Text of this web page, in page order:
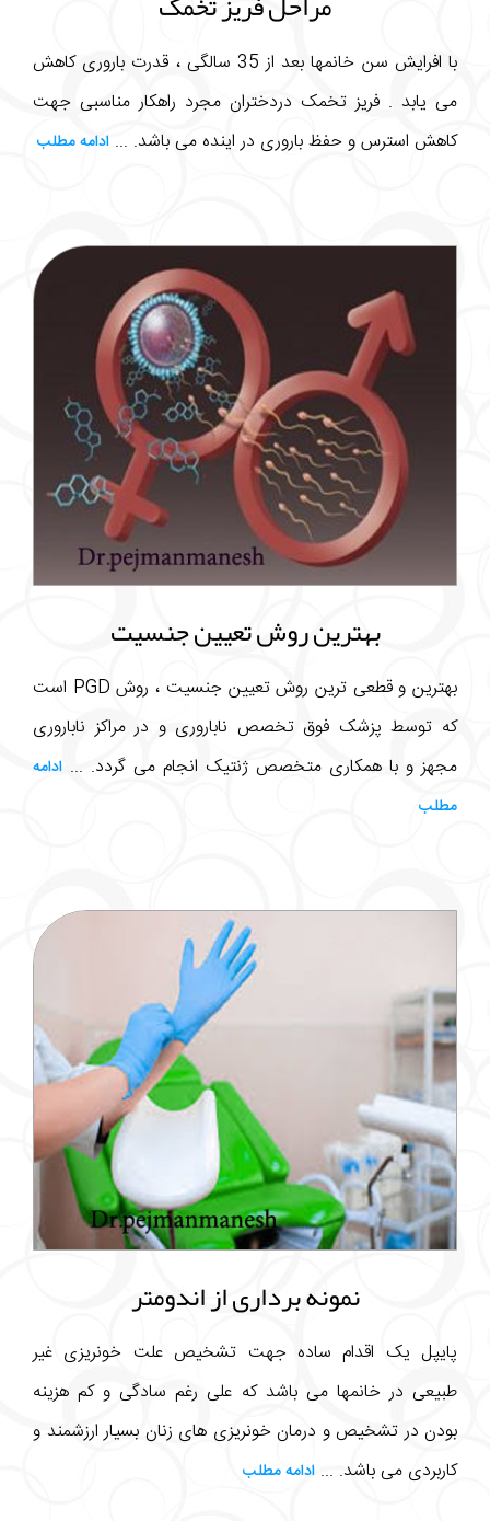
با افرایش سن خانمها بعد از 35 سالگی ، قدرت باروری کاهش
می یابد . فریز تخمک دردختران مجرد راهکار مناسبی جهت
کاهش استرس و حفظ باروری در اینده می باشد. ... ادامه مطلب
بهترین روش تعیین جنسیت
بهترین و قطعی ترین روش تعیین جنسیت ، روش PGD است
که توسط پزشک فوق تخصص ناباروری و در مراکز ناباروری
مجهز و با همکاری متخصص ژنتیک انجام می گردد. ... ادامه
مطلب
نمونه برداری از اندومتر
پایپل یک اقدام ساده جهت تشخیص علت خونریزی غیر
طبیعی در خانمها می باشد که علی رغم سادگی و کم هزینه
بودن در تشخیص و درمان خونریزی های زنان بسیار ارزشمند و
کاربردی می باشد. ... ادامه مطلب